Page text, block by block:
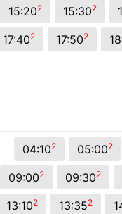
15:202 15:302
17:402 17:502
04:102 05:002
09:002 09:302
13:102 13:352